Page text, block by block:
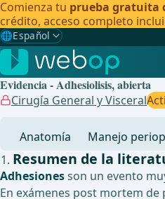
Comienza tu prueba gratuita
crédito, acceso completo
🌐Español
Gewählte Sprache: Español
🇩🇪 Alemán
🇬🇧Inglés
🇧🇷
Evidencia - Adhesiolisis, abierta
Cirugía General y Visceral
Anatomía Manejo
Resumen de la
Adhesionesson un evento
En exámenes post mortem